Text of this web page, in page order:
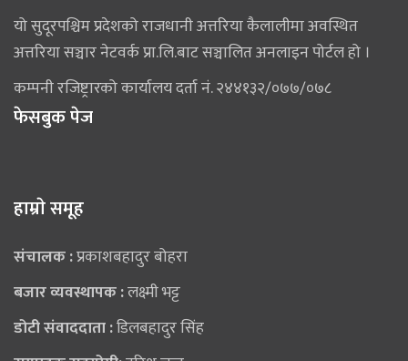
यो सुदूरपश्चिम प्रदेशको राजधानी अत्तरिया कैलालीमा अवस्थित
अत्तरिया सञ्चार नेटवर्क प्रा.लि.बाट सञ्चालित अनलाइन पोर्टल हो ।
कम्पनी रजिष्ट्रारको कार्यालय दर्ता नं. २४४१३२/०७७/०७८
फेसबुक पेज
हाम्राे समूह
संचालक :प्रकाशबहादुर बोहरा
बजार व्यवस्थापक :लक्ष्मी भट्ट
डोटी संवाददाता :डिलबहादुर सिंह